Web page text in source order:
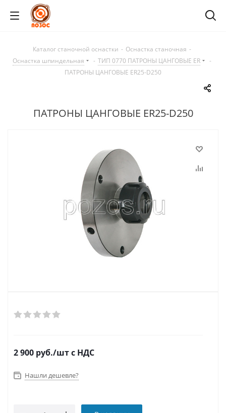
Каталог станочной оснастки - Оснастка станочная -
Оснастка шпиндельная
- ТИП 0770 ПАТРОНЫ ЦАНГОВЫЕ ER
-
ПАТРОНЫ ЦАНГОВЫЕ ER25-D250
ПАТРОНЫ ЦАНГОВЫЕ ER25-D250
2 900 руб./штс НДС
Нашли дешевле?